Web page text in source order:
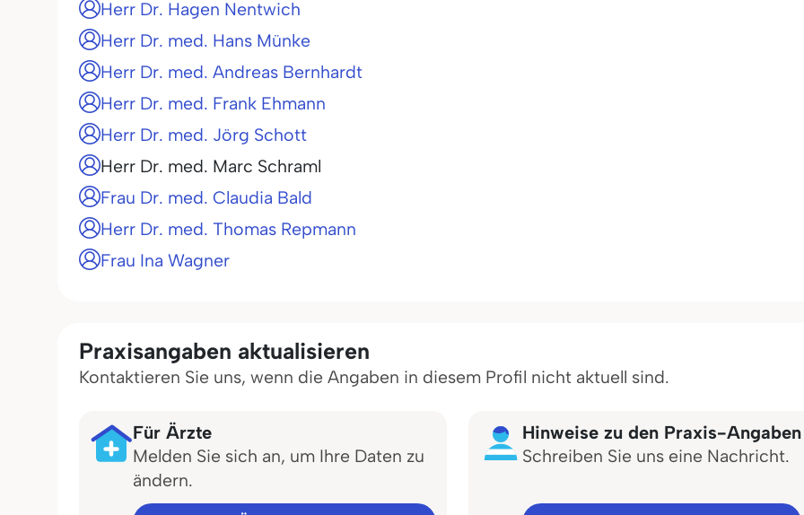
Herr Dr. Hagen Nentwich
Herr Dr. med. Hans Münke
Herr Dr. med. Andreas Bernhardt
Herr Dr. med. Frank Ehmann
Herr Dr. med. Jörg Schott
Herr Dr. med. Marc Schraml
Frau Dr. med. Claudia Bald
Herr Dr. med. Thomas Repmann
Frau Ina Wagner
Praxisangaben aktualisieren
Kontaktieren Sie uns, wenn die Angaben in diesem Profil nicht aktuell sind.
Für Ärzte
Melden Sie sich an, um Ihre Daten zu
ändern.
Hinweise zu den Praxis-Angaben
Schreiben Sie uns eine Nachricht.